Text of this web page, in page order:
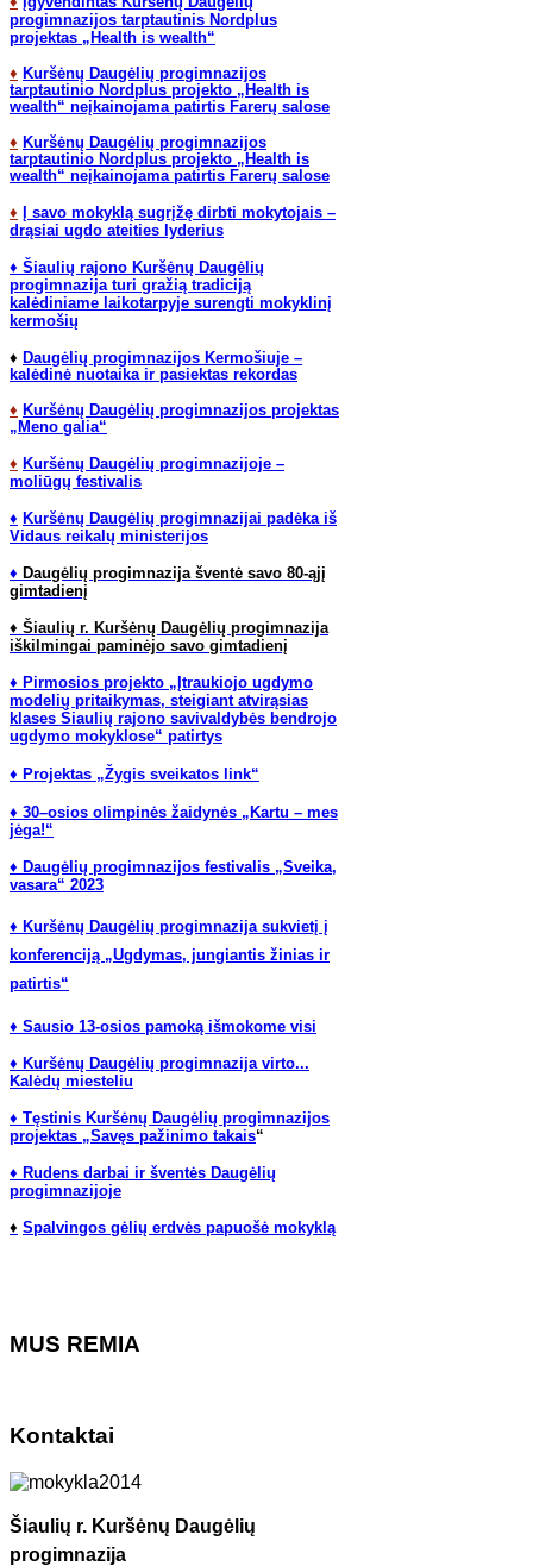
progimnazijos tarptautinis Nordplus
projektas „Health is wealth“
♦ Kuršėnų Daugėlių progimnazijos
tarptautinio Nordplus projekto „Health is
wealth“ neįkainojama patirtis Farerų salose
♦ Kuršėnų Daugėlių progimnazijos
tarptautinio Nordplus projekto „Health is
wealth“ neįkainojama patirtis Farerų salose
♦
Į savo mokyklą sugrįžę dirbti mokytojais –
drąsiai ugdo ateities lyderius
♦ Šiaulių rajono Kuršėnų Daugėlių
progimnazija turi gražią tradiciją
kalėdiniame laikotarpyje surengti mokyklinį
kermošių
♦ Daugėlių progimnazijos Kermošiuje –
kalėdinė nuotaika ir pasiektas rekordas
♦ Kuršėnų Daugėlių progimnazijos projektas
„Meno galia“
♦ Kuršėnų Daugėlių progimnazijoje –
moliūgų festivalis
♦ Kuršėnų Daugėlių progimnazijai padėka iš
Vidaus reikalų ministerijos
♦ Daugėlių progimnazija šventė savo 80-ąjį
gimtadienį
♦ Šiaulių r. Kuršėnų Daugėlių progimnazija
iškilmingai paminėjo savo gimtadienį
♦ Pirmosios projekto „Įtraukiojo ugdymo
modelių pritaikymas, steigiant atvirąsias
klases Šiaulių rajono savivaldybės bendrojo
ugdymo mokyklose“ patirtys
♦ Projektas „Žygis sveikatos link“
♦ 30–osios olimpinės žaidynės „Kartu – mes
jėga!“
♦ Daugėlių progimnazijos festivalis „Sveika,
vasara“ 2023
♦ Kuršėnų Daugėlių progimnazija sukvietį į
konferenciją „Ugdymas, jungiantis žinias ir
patirtis“
♦ Sausio 13-osios pamoką išmokome visi
♦ Kuršėnų Daugėlių progimnazija virto...
Kalėdų miesteliu
♦ Tęstinis Kuršėnų Daugėlių progimnazijos
projektas „Savęs pažinimo takais“
♦ Rudens darbai ir šventės Daugėlių
progimnazijoje
♦ Spalvingos gėlių erdvės papuošė mokyklą
MUS REMIA
Kontaktai
Šiaulių r. Kuršėnų Daugėlių
progimnazija